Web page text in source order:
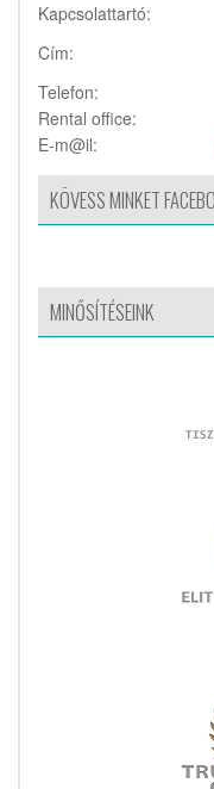
Kapcsolattartó:
Cím:
Telefon:
Rental office:
E-m@il:
KÖVESS MINKET
MINŐSÍTÉSEINK